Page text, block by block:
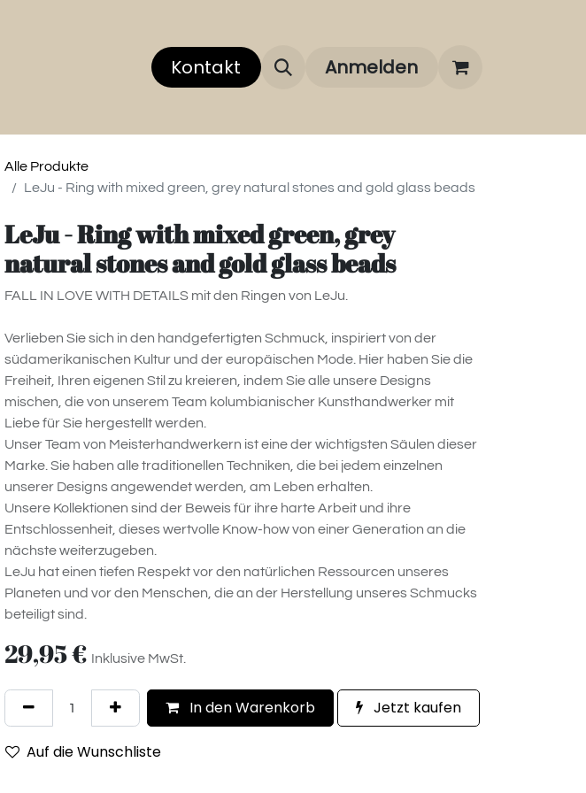
Über uns Über unsere Marken FAQ
Kontakt Anmelden
Alle Produkte
LeJu - Ring with mixed green, grey natural stones and gold glass beads
LeJu - Ring with mixed green, grey
natural stones and gold glass beads
FALL IN LOVE WITH DETAILS mit den Ringen von LeJu.
Verlieben Sie sich in den handgefertigten Schmuck, inspiriert von der
südamerikanischen Kultur und der europäischen Mode. Hier haben Sie die
Freiheit, Ihren eigenen Stil zu kreieren, indem Sie alle unsere Designs
mischen, die von unserem Team kolumbianischer Kunsthandwerker mit
Liebe für Sie hergestellt werden.
Unser Team von Meisterhandwerkern ist eine der wichtigsten Säulen dieser
Marke. Sie haben alle traditionellen Techniken, die bei jedem einzelnen
unserer Designs angewendet werden, am Leben erhalten.
Unsere Kollektionen sind der Beweis für ihre harte Arbeit und ihre
Entschlossenheit, dieses wertvolle Know-how von einer Generation an die
nächste weiterzugeben.
LeJu hat einen tiefen Respekt vor den natürlichen Ressourcen unseres
Planeten und vor den Menschen, die an der Herstellung unseres Schmucks
beteiligt sind.
29,95€ Inklusive MwSt.
In den Warenkorb Jetzt kaufen
Auf die Wunschliste